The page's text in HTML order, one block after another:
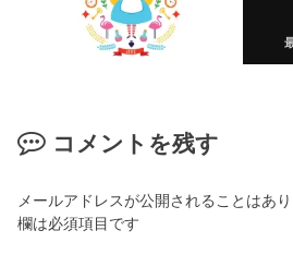
コメントを残す
メールアドレスが公開されることはあり
欄は必須項目です